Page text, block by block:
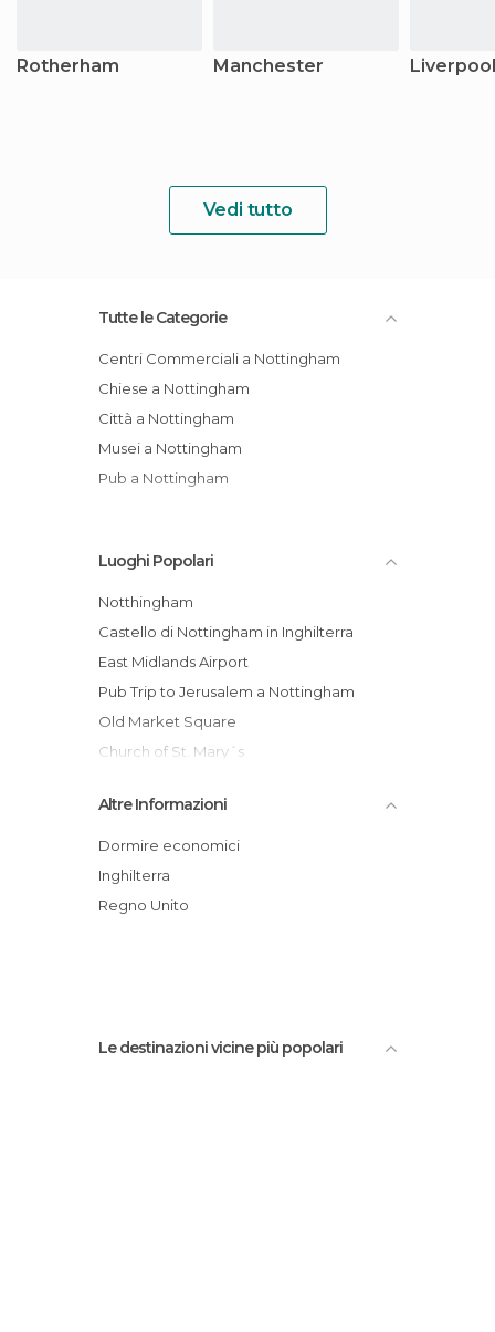
Rotherham Manchester Liverpool
Vedi tutto
Tutte le Categorie
Centri Commerciali a Nottingham
Chiese a Nottingham
Città a Nottingham
Musei a Nottingham
Pub a Nottingham
Luoghi Popolari
Notthingham
Castello di Nottingham in Inghilterra
East Midlands Airport
Pub Trip to Jerusalem a Nottingham
Old Market Square
Church of St. Mary´s
The Severns Building
St Nicholas´church
Museum of Nottingham Life
Galleries of Justice
Altre Informazioni
Dormire economici
Inghilterra
Regno Unito
Le destinazioni vicine più popolari